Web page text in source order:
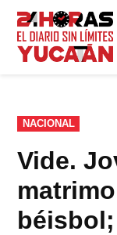
Saltar
contenido
PUBLICADO
EN
NACIONAL
Vide.